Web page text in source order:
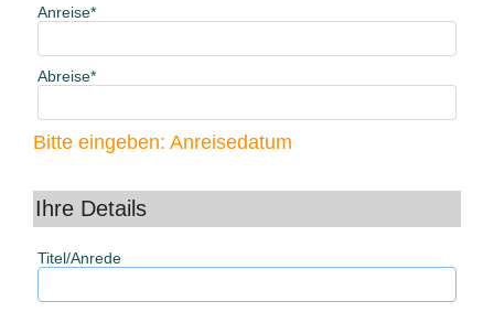
Anreise
Abreise
Bitte eingeben: Anreisedatum
Ihre Details
Titel/Anrede